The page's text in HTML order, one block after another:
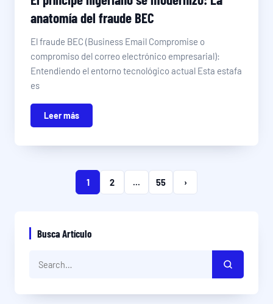
anatomía del fraude BEC
El fraude BEC (Business Email Compromise o
compromiso del correo electrónico empresarial):
Entendiendo el entorno tecnológico actual Esta estafa
es
Leer más
1 2 ... 55 ›
Busca Artículo